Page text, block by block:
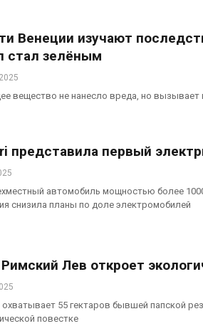
Венеции изучают
стал зелёным
вещество не нанесло вреда, но
представила первый
автомобиль мощностью более
снизила планы по доле электромобилей
Лев откроет
55 гектаров бывшей папской
повестке